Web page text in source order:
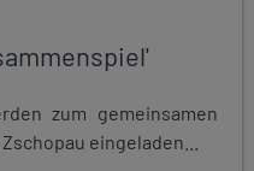
zum gemeinsamen
eingeladen...